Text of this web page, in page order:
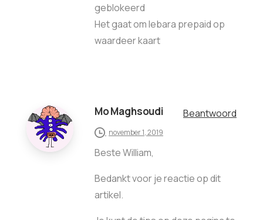
geblokeerd
Het gaat om lebara prepaid op
waardeer kaart
Mo Maghsoudi Beantwoord
november 1, 2019
Beste William,
Bedankt voor je reactie op dit
artikel.